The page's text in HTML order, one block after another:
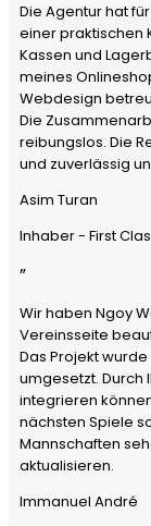
Die Agentur hat
einer praktischen
Kassen und
meines
Webdesign
Die
reibungslos. Die
und zuverlässig
Asim Turan
Inhaber - First
”
Wir haben Ngoy
Vereinsseite
Das Projekt
umgesetzt. Durch
integrieren
nächsten Spiele
Mannschaften
aktualisieren.
Immanuel André